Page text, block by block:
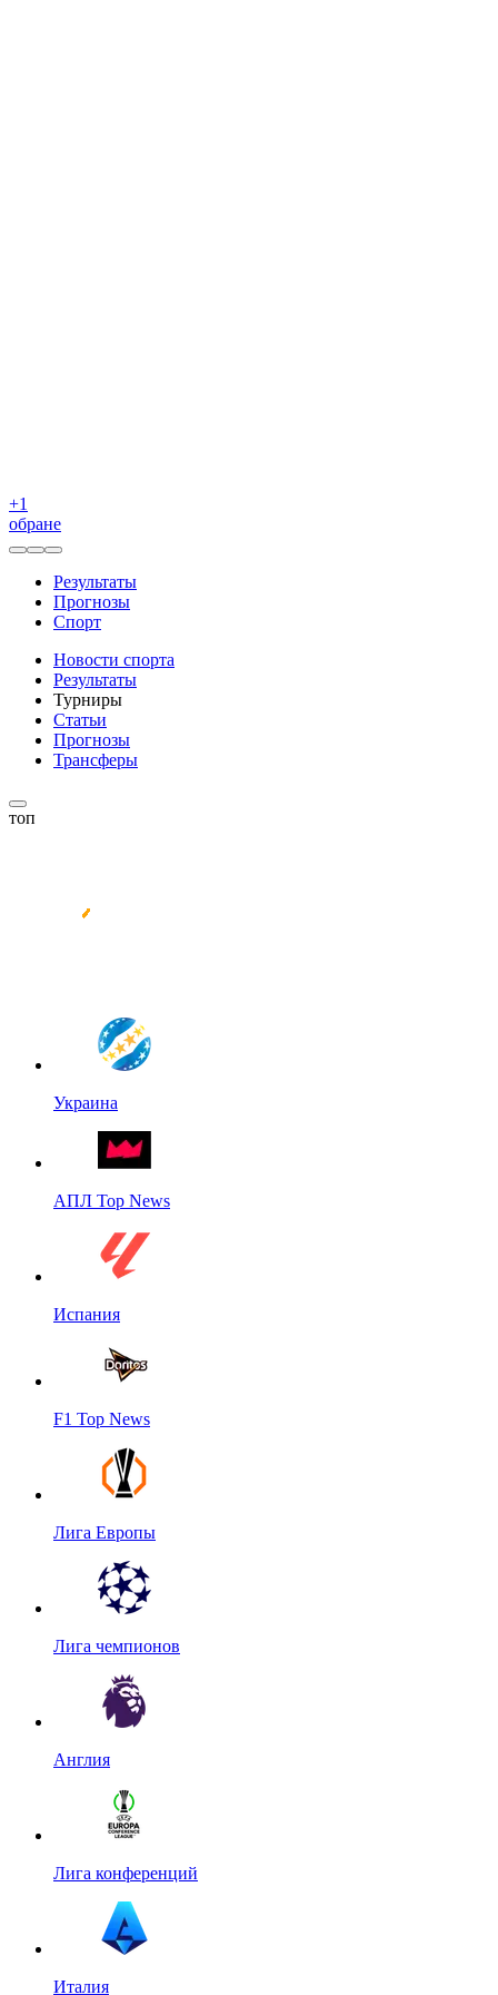
+1
обране
Результаты
Прогнозы
Спорт
Новости спорта
Результаты
Турниры
Статьи
Прогнозы
Трансферы
топ
Украина
АПЛ Top News
Испания
F1 Top News
Лига Европы
Лига чемпионов
Англия
Лига конференций
Италия